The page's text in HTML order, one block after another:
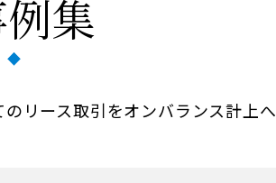
集
リース取引をオンバランス計上へ